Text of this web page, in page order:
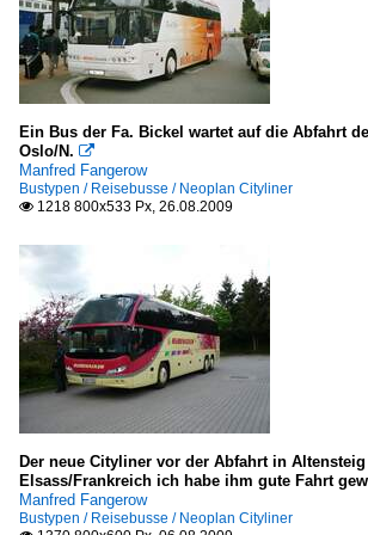
Ein Bus der Fa. Bickel wartet auf die Abfahrt
Oslo/N. 
Manfred Fangerow
Bustypen / Reisebusse / Neoplan Cityliner
 1218 800x533 Px, 26.08.2009
Der neue Cityliner vor der Abfahrt in
Elsass/Frankreich ich habe ihm gute Fahrt
Manfred Fangerow
Bustypen / Reisebusse / Neoplan Cityliner